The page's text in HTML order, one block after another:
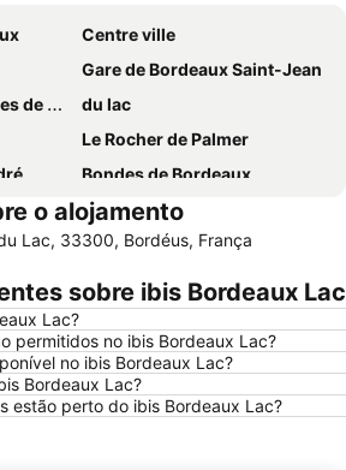
Centre ville
Gare de Bordeaux Saint-Jean
Lac
du lac
Le Rocher de Palmer
Bondes de Bordeaux
Chartrons
Parque Floral de Bordeaux-Lac
Rue Sainte-Catherine
Bois de Bordeaux
Halle des Chartrons
CITY TOUR in an open top bus
Genès
Tribunal de Grande Instance de Bordeaux
La Place Saint Michel
o alojamento
Lac, 33300, Bordéus, França
sobre ibis Bordeaux Lac
Lac?
permitidos no ibis Bordeaux Lac?
no ibis Bordeaux Lac?
Bordeaux Lac?
estão perto do ibis Bordeaux Lac?